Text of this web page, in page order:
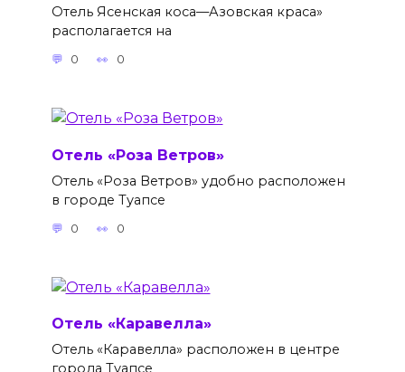
Отель Ясенская коса—Азовская краса»
располагается на
0 0
Отель «Роза Ветров»
Отель «Роза Ветров» удобно расположен
в городе Туапсе
0 0
Отель «Каравелла»
Отель «Каравелла» расположен в центре
города Туапсе